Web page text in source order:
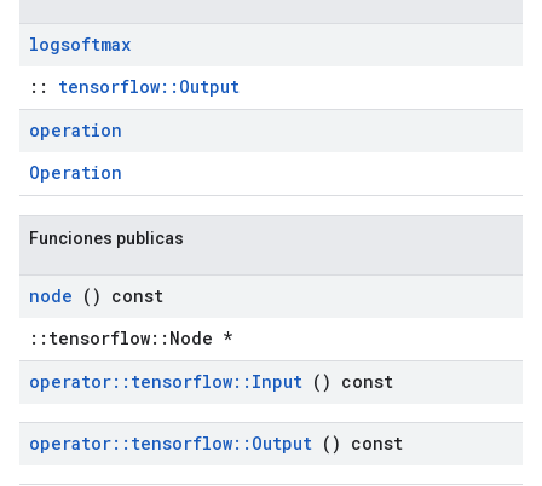
logsoftmax
:: tensorflow::Output
operation
Operation
Funciones publicas
node () const
::tensorflow::Node *
operator:: tensorflow:: Input () const
operator:: tensorflow:: Output () const